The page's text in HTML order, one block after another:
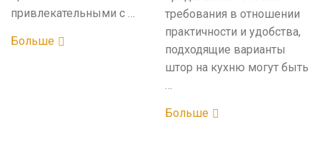
привлекательными с …
Больше
требования в отношении
практичности и удобства,
подходящие варианты
штор на кухню могут быть
…
Больше